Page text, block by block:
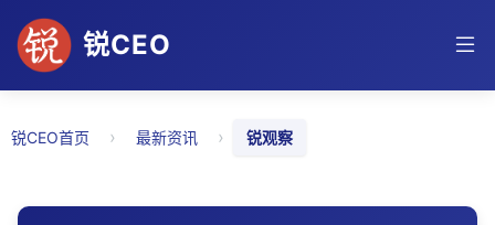
锐CEO
锐CEO首页 › 最新资讯 › 锐观察